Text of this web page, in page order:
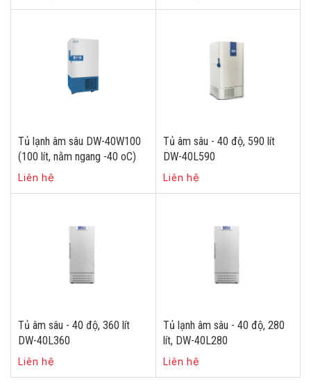
Tủ lạnh âm sâu DW-40W100
(100 lít, nằm ngang -40 oC)
Liên hệ
Tủ âm sâu - 40 độ, 590 lít
DW-40L590
Liên hệ
Tủ âm sâu - 40 độ, 360 lít
DW-40L360
Liên hệ
Tủ lạnh âm sâu - 40 độ, 280
lít, DW-40L280
Liên hệ